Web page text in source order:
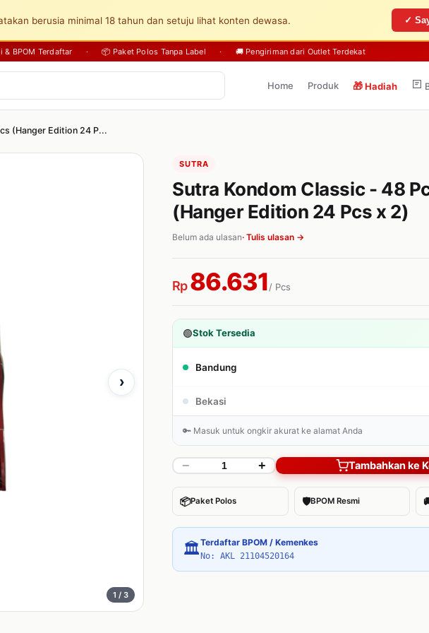
berusia minimal 18 tahun dan setuju lihat konten dewasa. ✓
& BPOM Terdaftar · 📦 Paket Polos Tanpa Label · 🚚 Pengiriman dari Outlet Terdekat
Home Produk 🎁Hadiah
(Hanger Edition 24 P...
›
1 / 3
SUTRA
Sutra Kondom Classic - 48
(Hanger Edition 24 Pcs x 2)
Belum ada ulasan· Tulis ulasan →
Rp 86.631/ Pcs
🟢Stok Tersedia
Bandung
Bekasi
🔑 Masuk untuk ongkir akurat ke alamat Anda
− + Tambahkan ke
📦Paket Polos 🛡BPOM Resmi
🏛Terdaftar BPOM / Kemenkes
No: AKL 21104520164